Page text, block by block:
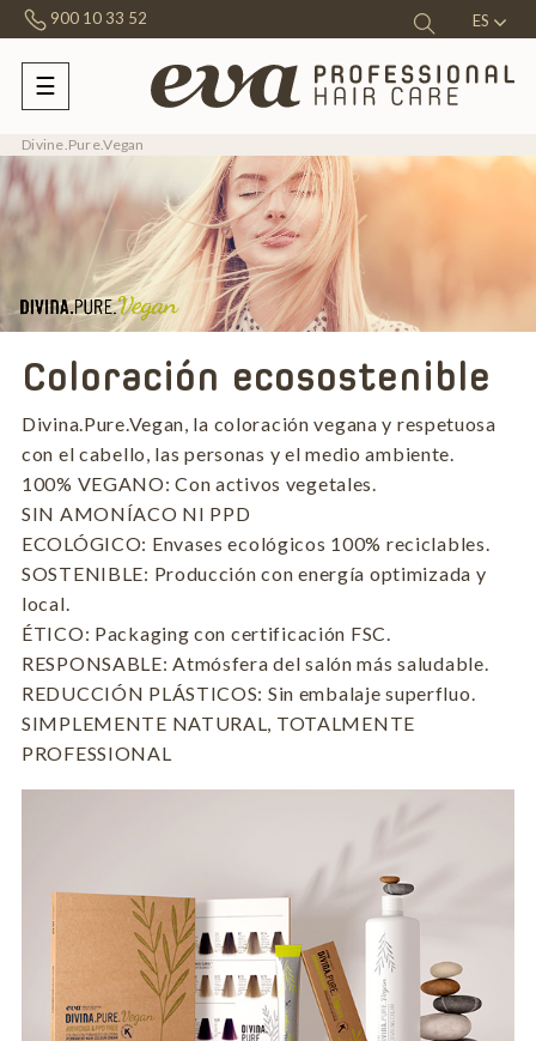
900 10 33 52 ES
Navegación
de
palanca
☰
Divine.Pure.Vegan
Coloración ecosostenible
Divina.Pure.Vegan, la coloración vegana y respetuosa
con el cabello, las personas y el medio ambiente.
100% VEGANO: Con activos vegetales.
SIN AMONÍACO NI PPD
ECOLÓGICO: Envases ecológicos 100% reciclables.
SOSTENIBLE: Producción con energía optimizada y
local.
ÉTICO: Packaging con certificación FSC.
RESPONSABLE: Atmósfera del salón más saludable.
REDUCCIÓN PLÁSTICOS: Sin embalaje superfluo.
SIMPLEMENTE NATURAL, TOTALMENTE
PROFESSIONAL